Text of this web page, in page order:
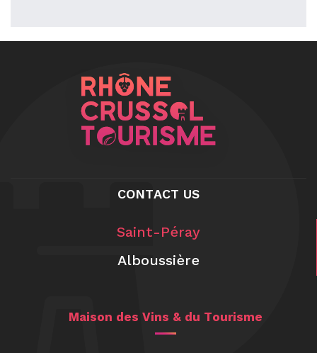
CONTACT US
Saint-Péray
Alboussière
Maison des Vins & du Tourisme